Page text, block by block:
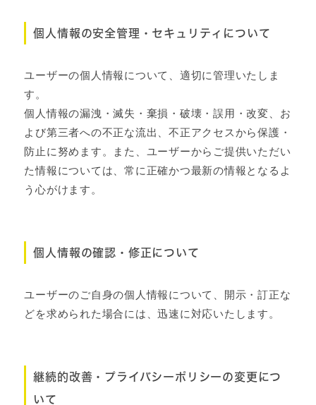
個人情報の安全管理・セキュリティについて
ユーザーの個人情報について、適切に管理いたしま
す。
個人情報の漏洩・滅失・棄損・破壊・誤用・改変、お
よび第三者への不正な流出、不正アクセスから保護・
防止に努めます。また、ユーザーからご提供いただい
た情報については、常に正確かつ最新の情報となるよ
う心がけます。
個人情報の確認・修正について
ユーザーのご自身の個人情報について、開示・訂正な
どを求められた場合には、迅速に対応いたします。
継続的改善・プライバシーポリシーの変更につ
いて